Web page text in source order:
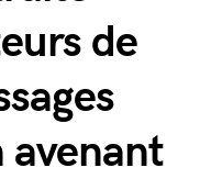
de
avenant